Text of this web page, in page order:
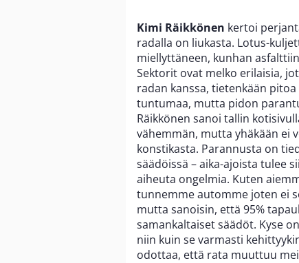
Kimi Räikkönen kertoi
radalla on liukasta. Lotus-
miellyttäneen, kunhan
Sektorit ovat melko erilaisia,
radan kanssa, tietenkään
tuntumaa, mutta pidon
Räikkönen sanoi tallin
vähemmän, mutta yhäkään ei
konstikasta. Parannusta on
säädöissä – aika-ajoista tulee
aiheuta ongelmia. Kuten
tunnemme automme joten ei
mutta sanoisin, että 95%
samankaltaiset säädöt. Kyse
niin kuin se varmasti
odottaa, että rata muuttuu